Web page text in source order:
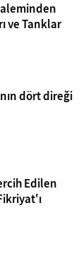
ve Tanklar
dört direği
Edilen